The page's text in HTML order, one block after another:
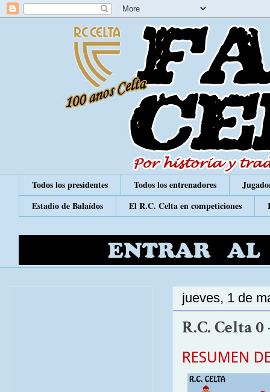
Todos los presidentes Todos los entrenadores
Estadio de Balaídos
El R.C. Celta en competiciones
jueves, 1 de
R.C. Celta 0
RESUMEN